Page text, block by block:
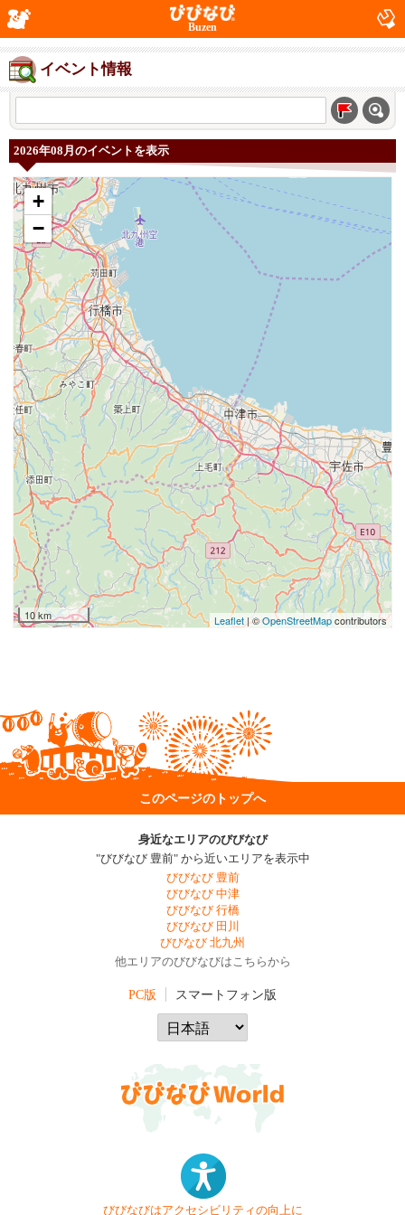
Buzen
イベント情報
2026年08月のイベントを表示
+
−
10 km Leaflet| ©OpenStreetMapcontributors
このページのトップへ
身近なエリアのびびなび
"びびなび 豊前" から近いエリアを表示中
びびなび 豊前
びびなび 中津
びびなび 行橋
びびなび 田川
びびなび 北九州
他エリアのびびなびはこちらから
PC版 スマートフォン版
びびなびはアクセシビリティの向上に